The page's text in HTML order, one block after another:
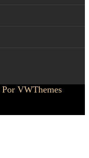
Por VWThemes